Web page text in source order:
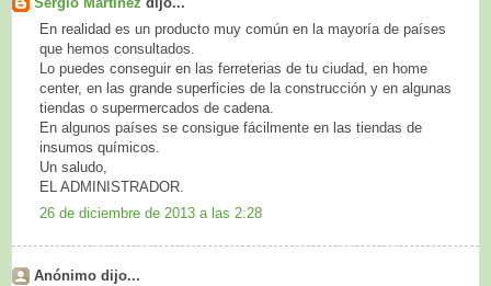
En realidad es un producto muy común en la mayoría de países
que hemos consultados.
Lo puedes conseguir en las ferreterias de tu ciudad, en home
center, en las grande superficies de la construcción y en algunas
tiendas o supermercados de cadena.
En algunos países se consigue fácilmente en las tiendas de
insumos químicos.
Un saludo,
EL ADMINISTRADOR.
26 de diciembre de 2013 a las 2:28
Anónimo dijo...